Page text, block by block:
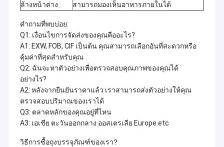
ล้างหน้าต่าง
สามารถมองเห็นอาหารภายในได้
คำถามที่พบบ่อย:
Q1: เงื่อนไขการจัดส่งของคุณคืออะไร?
A1: EXW, FOB, CIF เป็นต้น คุณสามารถเลือกอันที่สะดวกหรือ
คุ้มค่าที่สุดสำหรับคุณ
Q2: ฉันจะหาตัวอย่างเพื่อตรวจสอบคุณภาพของคุณได้
อย่างไร?
A2: หลังจากยืนยันราคาแล้ว เราสามารถส่งตัวอย่างให้คุณ
ตรวจสอบปริมาณของเราได้
Q3: ตลาดหลักของคุณอยู่ที่ไหน
A3: เอเชีย ตะวันออกกลาง ออสเตรเลีย Europe.etc
วิธีการซื้อถุงบรรจุภัณฑ์ของเรา?